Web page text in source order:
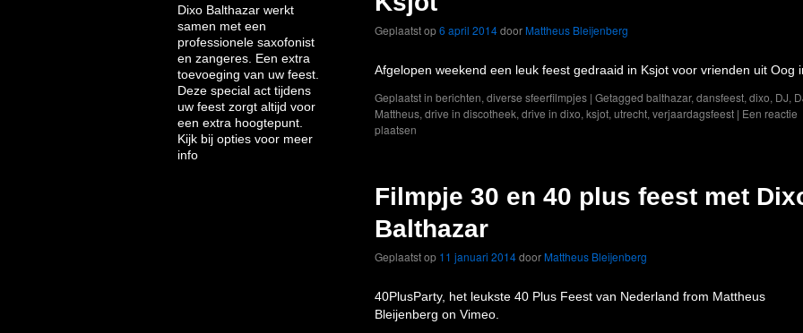
Dixo Balthazar werkt
samen met een
professionele saxofonist
en zangeres. Een extra
toevoeging van uw feest.
Deze special act tijdens
uw feest zorgt altijd voor
een extra hoogtepunt.
Kijk bij opties voor meer
info
Geplaatst op6 april 2014door Mattheus Bleijenberg
Afgelopen weekend een leuk feest gedraaid in Ksjot voor vrienden uit Oog
Geplaatst in berichten, diverse sfeerfilmpjes | Getagged balthazar, dansfeest, dixo, DJ,
Mattheus, drive in discotheek, drive in dixo, ksjot, utrecht, verjaardagsfeest | Een reactie
plaatsen
Filmpje 30 en 40 plus feest met
Balthazar
Geplaatst op 11 januari 2014door Mattheus Bleijenberg
40PlusParty, het leukste 40 Plus Feest van Nederland from Mattheus
Bleijenberg on Vimeo.